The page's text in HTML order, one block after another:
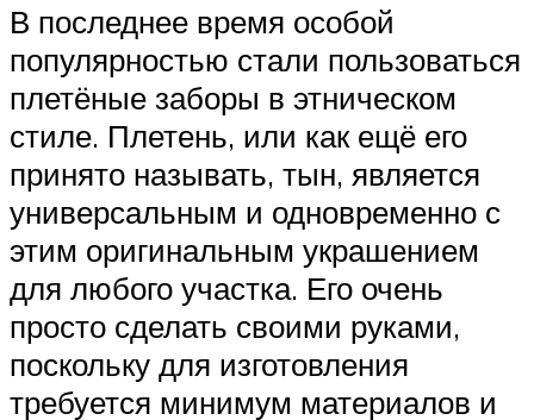
В последнее время особой
популярностью стали пользоваться
плетёные заборы в этническом
стиле. Плетень, или как ещё его
принято называть, тын, является
универсальным и одновременно с
этим оригинальным украшением
для любого участка. Его очень
просто сделать своими руками,
поскольку для изготовления
требуется минимум материалов и